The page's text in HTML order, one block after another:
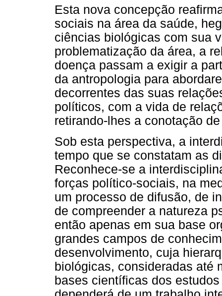
Esta nova concepção
sociais na área da saúde,
ciências biológicas com sua
problematização da área, a
doença passam a exigir a
da antropologia para
decorrentes das suas
políticos, com a vida de
retirando-lhes a conotação
Sob esta perspectiva, a
tempo que se constatam as
Reconhece-se a
forças político-sociais, na
um processo de difusão, de
de compreender a natureza
então apenas em sua base
grandes campos de
desenvolvimento, cuja
biológicas, consideradas até
bases científicas dos